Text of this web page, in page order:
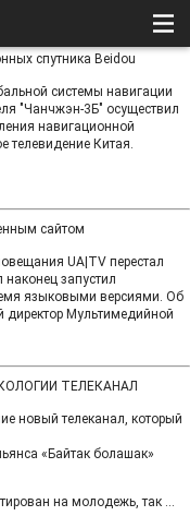
спутника Beidou
системы навигации
"Чанчжэн-3Б" осуществил
навигационной
телевидение Китая.
сайтом
UA|TV перестал
наконец запустил
языковыми версиями. Об
директор Мультимедийной
ТЕЛЕКАНАЛ
новый телеканал, который
«Байтак болашак»
на молодежь, так ...